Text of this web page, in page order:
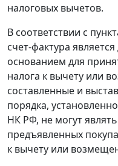
налоговых вычетов.
В соответствии с
счет-фактура
основанием для
налога к вычету или
составленные и
порядка,
НК РФ, не могут
предъявленных
к вычету или